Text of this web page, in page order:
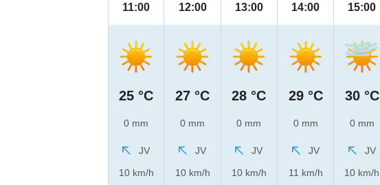
11:00
25 °C
0 mm
JV
10 km/h
12:00
27 °C
0 mm
JV
10 km/h
13:00
28 °C
0 mm
JV
10 km/h
14:00
29 °C
0 mm
JV
11 km/h
15:00
30 °C
0 mm
JV
10 km/h